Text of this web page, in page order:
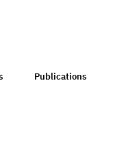
Publications